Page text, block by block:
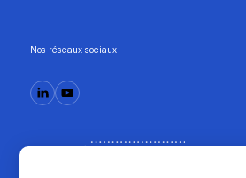
Nos réseaux sociaux